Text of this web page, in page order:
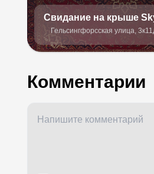
Свидание на крыше
Гельсингфорсская улица,
Комментарии